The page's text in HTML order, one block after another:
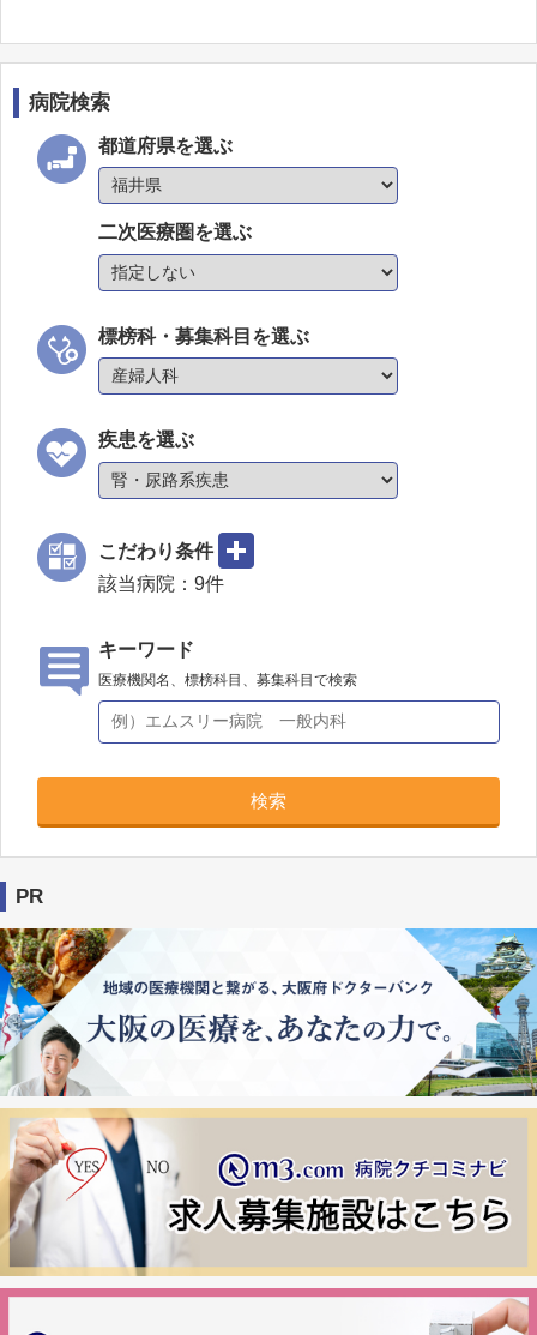
病院検索
都道府県を選ぶ
二次医療圏を選ぶ
標榜科・募集科目を選ぶ
疾患を選ぶ
こだわり条件
該当病院： 9件
キーワード
医療機関名、標榜科目、募集科目で検索
検索
PR